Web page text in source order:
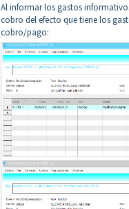
Al informar los gastos
cobro del efecto que tiene los
cobro/pago: